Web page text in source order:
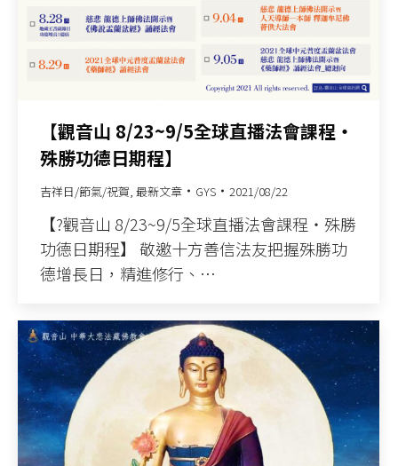
【觀音山 8/23~9/5全球直播法會課程‧
殊勝功德日期程】
吉祥日/節氣/祝賀 最新文章 GYS 2021/08/22
【?觀音山 8/23~9/5全球直播法會課程‧殊勝
功德日期程】 敬邀十方善信法友把握殊勝功
德增長日，精進修行、…